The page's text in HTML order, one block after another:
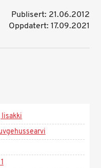
Publisert: 21.06.2012
Oppdatert: 17.09.2021
Iisakki